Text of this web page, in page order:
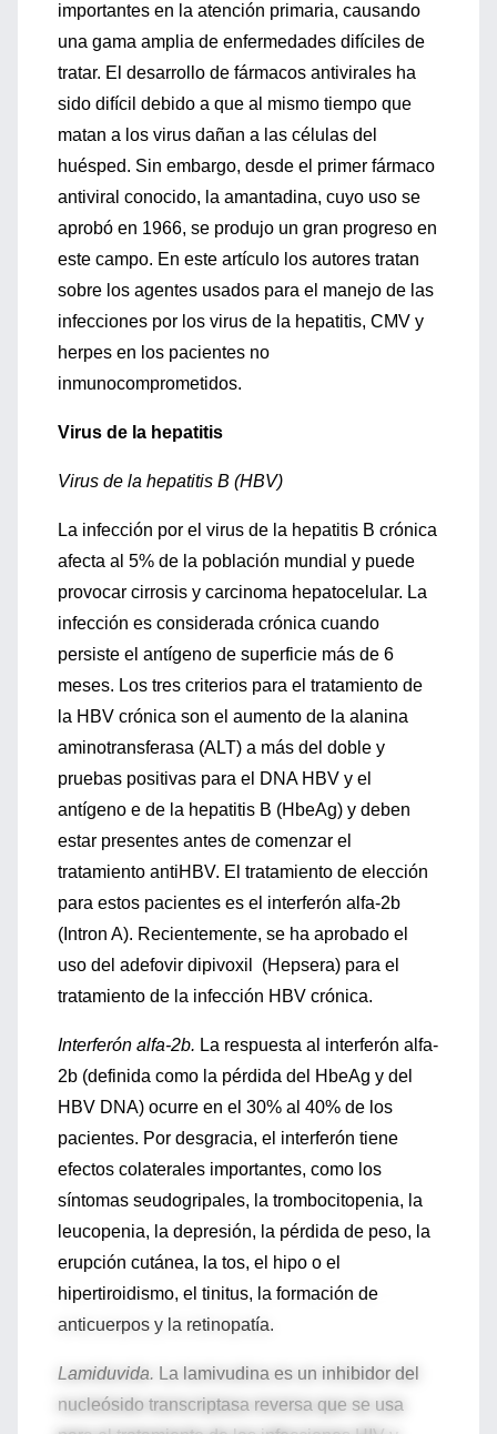
importantes en la atención primaria, causando
una gama amplia de enfermedades difíciles de
tratar. El desarrollo de fármacos antivirales ha
sido difícil debido a que al mismo tiempo que
matan a los virus dañan a las células del
huésped. Sin embargo, desde el primer fármaco
antiviral conocido, la amantadina, cuyo uso se
aprobó en 1966, se produjo un gran progreso en
este campo. En este artículo los autores tratan
sobre los agentes usados para el manejo de las
infecciones por los virus de la hepatitis, CMV y
herpes en los pacientes no
inmunocomprometidos.
Virus de la hepatitis
Virus de la hepatitis B (HBV)
La infección por el virus de la hepatitis B crónica
afecta al 5% de la población mundial y puede
provocar cirrosis y carcinoma hepatocelular. La
infección es considerada crónica cuando
persiste el antígeno de superficie más de 6
meses. Los tres criterios para el tratamiento de
la HBV crónica son el aumento de la alanina
aminotransferasa (ALT) a más del doble y
pruebas positivas para el DNA HBV y el
antígeno e de la hepatitis B (HbeAg) y deben
estar presentes antes de comenzar el
tratamiento antiHBV. El tratamiento de elección
para estos pacientes es el interferón alfa-2b
(Intron A). Recientemente, se ha aprobado el
uso del adefovir dipivoxil (Hepsera) para el
tratamiento de la infección HBV crónica.
Interferón alfa-2b. La respuesta al interferón alfa-
2b (definida como la pérdida del HbeAg y del
HBV DNA) ocurre en el 30% al 40% de los
pacientes. Por desgracia, el interferón tiene
efectos colaterales importantes, como los
síntomas seudogripales, la trombocitopenia, la
leucopenia, la depresión, la pérdida de peso, la
erupción cutánea, la tos, el hipo o el
hipertiroidismo, el tinitus, la formación de
anticuerpos y la retinopatía.
Lamiduvida. La lamivudina es un inhibidor del
nucleósido transcriptasa reversa que se usa